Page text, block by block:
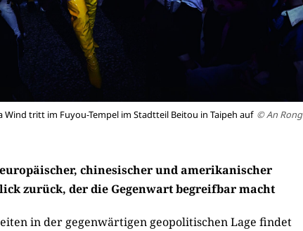
tritt im Fuyou-Tempel im Stadtteil Beitou in Taipeh auf © An Rong
chinesischer und amerikanischer
zurück, der die Gegenwart begreifbar macht
in der gegenwärtigen geopolitischen Lage findet